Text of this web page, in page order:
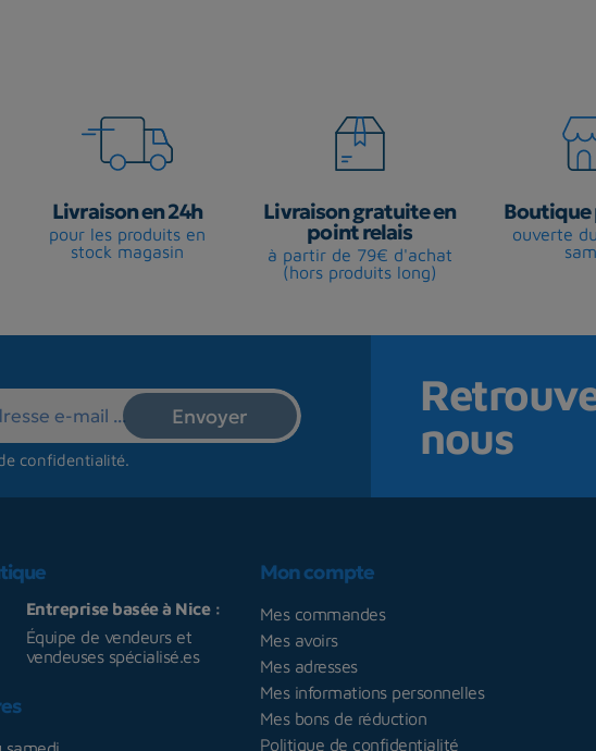
Livraison en 24h
pour les produits en
stock magasin
Livraison gratuite en
point relais
à partir de 79€ d'achat
(hors produits long)
ouverte
confidentialité.
nous
Entreprise basée à Nice :
Équipe de vendeurs et
vendeuses spécialisé.es
Mon compte
Mes commandes
Mes avoirs
Mes adresses
Mes informations personnelles
Mes bons de réduction
Politique de confidentialité